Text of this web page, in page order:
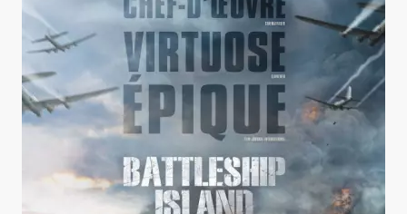
Battleship Island